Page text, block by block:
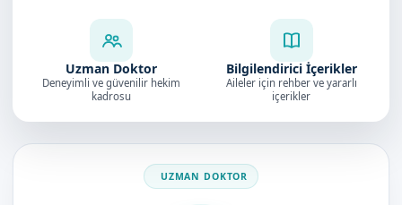
Uzman Doktor
Deneyimli ve güvenilir hekim
kadrosu
Bilgilendirici İçerikler
Aileler için rehber ve yararlı
içerikler
Doktorumuz